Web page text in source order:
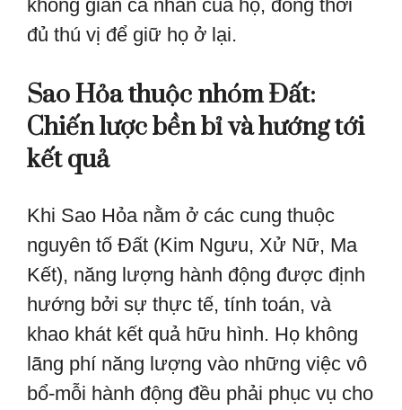
không gian cá nhân của họ, đồng thời
đủ thú vị để giữ họ ở lại.
Sao Hỏa thuộc nhóm Đất:
Chiến lược bền bỉ và hướng tới
kết quả
Khi Sao Hỏa nằm ở các cung thuộc
nguyên tố Đất (Kim Ngưu, Xử Nữ, Ma
Kết), năng lượng hành động được định
hướng bởi sự thực tế, tính toán, và
khao khát kết quả hữu hình. Họ không
lãng phí năng lượng vào những việc vô
bổ-mỗi hành động đều phải phục vụ cho